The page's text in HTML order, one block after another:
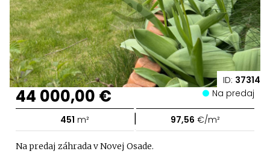
ID: 37314
44 000,00 € Na predaj
451 m² | 97,56 €/m²
Na predaj záhrada v Novej Osade.